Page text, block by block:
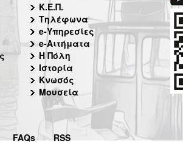
Κ.Ε.Π.
Τηλέφωνα
e-Υπηρεσίες
e-Αιτήματα
Η Πόλη
Ιστορία
Κνωσός
Μουσεία
FAQs RSS